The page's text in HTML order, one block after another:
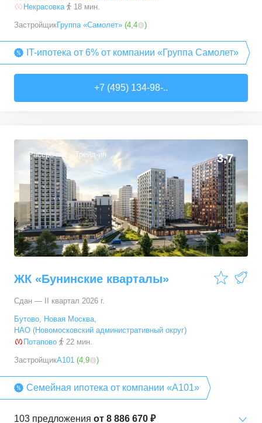
Некрасовка
18 мин.
ЗастройщикГруппа «Самолет» (4,4 )
IT-ипотека от 6% от компании «Группа Самолет»
+7 (495) 134-98-..
Рассрочка Трейд-ин 3,7
ЖК «Бунинские кварталы»
Сдан — II квартал 2026 г.
Бутово, Новая Москва,
НАО (Новомосковский административный округ)
Потапово
22 мин.
ЗастройщикА101 (4,9 )
Семейная ипотека от компании «А101»
103 предложения от 8 886 670 ₽